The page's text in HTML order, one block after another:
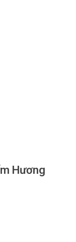
Hương